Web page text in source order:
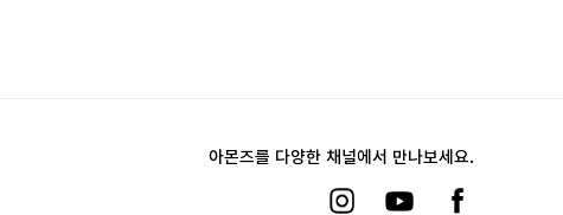
아몬즈를 다양한 채널에서 만나보세요.